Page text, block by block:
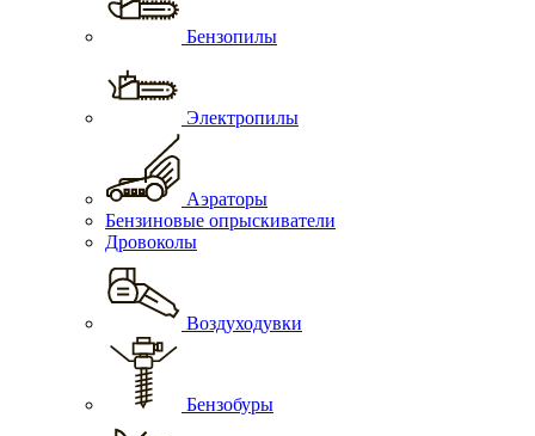
Бензопилы
Электропилы
Аэраторы
Бензиновые опрыскиватели
Дровоколы
Воздуходувки
Бензобуры